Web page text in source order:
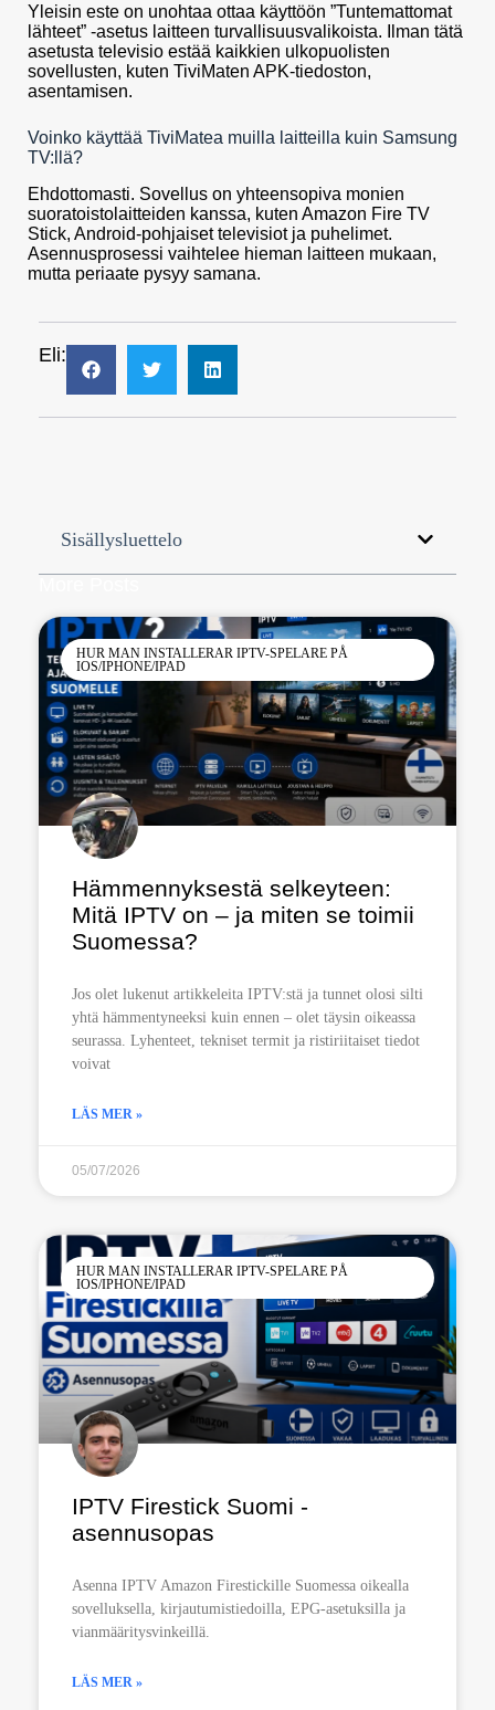
Yleisin este on unohtaa ottaa käyttöön ”Tuntemattomat
lähteet” -asetus laitteen turvallisuusvalikoista. Ilman tätä
asetusta televisio estää kaikkien ulkopuolisten
sovellusten, kuten TiviMaten APK-tiedoston,
asentamisen.
Voinko käyttää TiviMatea muilla laitteilla kuin Samsung
TV:llä?
Ehdottomasti. Sovellus on yhteensopiva monien
suoratoistolaitteiden kanssa, kuten Amazon Fire TV
Stick, Android-pohjaiset televisiot ja puhelimet.
Asennusprosessi vaihtelee hieman laitteen mukaan,
mutta periaate pysyy samana.
Eli:
Sisällysluettelo
HUR MAN INSTALLERAR IPTV-SPELARE PÅ
IOS/IPHONE/IPAD
Hämmennyksestä selkeyteen:
Mitä IPTV on – ja miten se toimii
Suomessa?
Jos olet lukenut artikkeleita IPTV:stä ja tunnet olosi silti
yhtä hämmentyneeksi kuin ennen – olet täysin oikeassa
seurassa. Lyhenteet, tekniset termit ja ristiriitaiset tiedot
voivat
LÄS MER »
05/07/2026
HUR MAN INSTALLERAR IPTV-SPELARE PÅ
IOS/IPHONE/IPAD
IPTV Firestick Suomi -
asennusopas
Asenna IPTV Amazon Firestickille Suomessa oikealla
sovelluksella, kirjautumistiedoilla, EPG-asetuksilla ja
vianmääritysvinkeillä.
LÄS MER »